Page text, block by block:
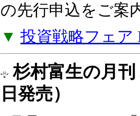
の先行申込をご案
▼ 投資戦略フェア
杉村富生の月
日発売）